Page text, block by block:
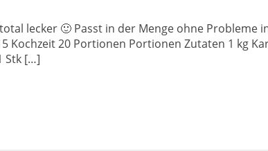
lecker 🙂 Passt in der Menge ohne Probleme
Kochzeit 20 Portionen Portionen Zutaten 1 kg
Stk […]